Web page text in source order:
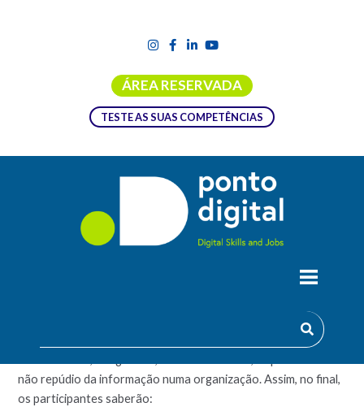
ÁREA RESERVADA
TESTE AS SUAS COMPETÊNCIAS
ANALISTA DE CIBERSEGURANÇA
não repúdio da informação numa organização. Assim, no final,
os participantes saberão: